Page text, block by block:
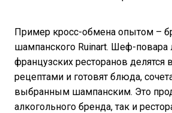
Пример кросс-обмена опытом –
шампанского Ruinart. Шеф-повара
французских ресторанов делятся
рецептами и готовят блюда,
выбранным шампанским. Это
алкогольного бренда, так и